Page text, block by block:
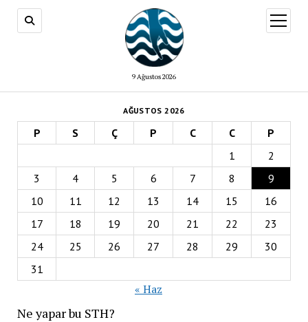
9 Ağustos 2026
aç
AĞUSTOS 2026
P S Ç P C C
P
1
2
3
4 5 6 7 8
9
10
11 12 13 14 15
16
17
18 19 20 21 22
23
24
25 26 27 28 29
30
31
« Haz
Ne yapar bu STH?